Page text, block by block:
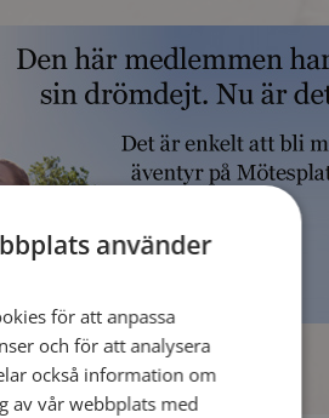
använder
för att anpassa
och för att analysera
också information om
av vår webbplats med